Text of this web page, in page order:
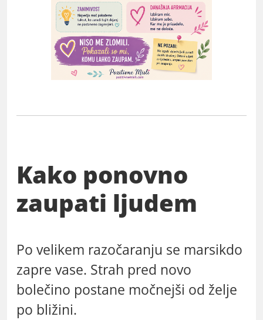
Kako ponovno
zaupati ljudem
Po velikem razočaranju se marsikdo
zapre vase. Strah pred novo
bolečino postane močnejši od želje
po bližini.